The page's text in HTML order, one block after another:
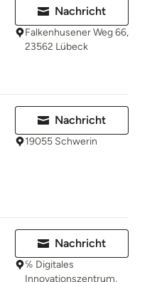
Nachricht
Falkenhusener Weg 66,
23562 Lübeck
Nachricht
19055 Schwerin
Nachricht
℅ Digitales
Innovationszentrum,